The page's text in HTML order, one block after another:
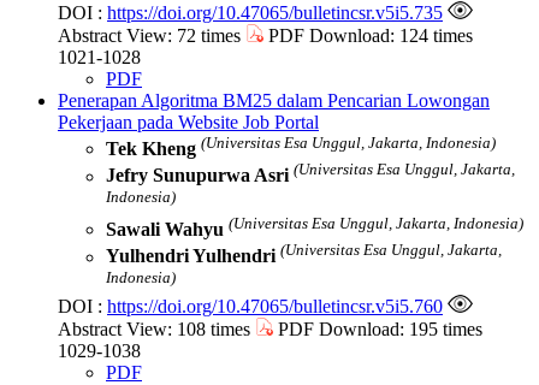
DOI : https://doi.org/10.47065/bulletincsr.v5i5.735
Abstract View: 72 times
PDF Download: 124 times
1021-1028
PDF
Penerapan Algoritma BM25 dalam Pencarian Lowongan
Pekerjaan pada Website Job Portal
Tek Kheng (Universitas Esa Unggul, Jakarta, Indonesia)
Jefry Sunupurwa Asri (Universitas Esa Unggul, Jakarta,
Indonesia)
Sawali Wahyu (Universitas Esa Unggul, Jakarta, Indonesia)
Yulhendri Yulhendri (Universitas Esa Unggul, Jakarta,
Indonesia)
DOI : https://doi.org/10.47065/bulletincsr.v5i5.760
Abstract View: 108 times
PDF Download: 195 times
1029-1038
PDF